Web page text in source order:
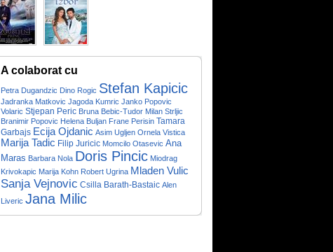
A colaborat cu
Petra Dugandzic Dino Rogic Stefan Kapicic
Jadranka Matkovic Jagoda Kumric Janko Popovic
Volaric Stjepan Peric Bruna Bebic-Tudor Milan Strljic
Branimir Popovic Helena Buljan Frane Perisin Tamara
Garbajs Ecija Ojdanic Asim Ugljen Ornela Vistica
Marija Tadic Filip Juricic Momcilo Otasevic Ana
Maras Barbara Nola Doris Pincic Miodrag
Krivokapic Marija Kohn Robert Ugrina Mladen Vulic
Sanja Vejnovic Csilla Barath-Bastaic Alen
Liveric Jana Milic